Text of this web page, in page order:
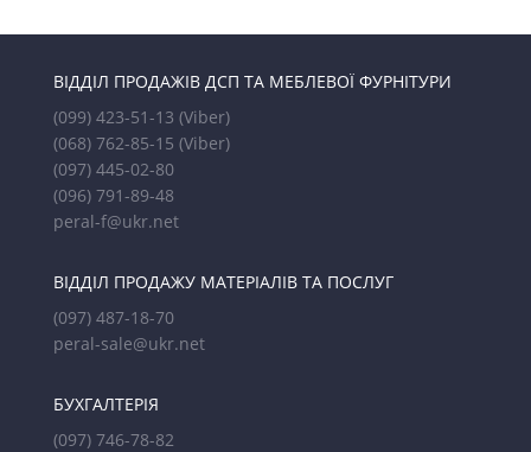
ВІДДІЛ ПРОДАЖІВ ДСП ТА МЕБЛЕВОЇ ФУРНІТУРИ
(099) 423-51-13 (Viber)
(068) 762-85-15 (Viber)
(097) 445-02-80
(096) 791-89-48
peral-f@ukr.net
ВІДДІЛ ПРОДАЖУ МАТЕРІАЛІВ ТА ПОСЛУГ
(097) 487-18-70
peral-sale@ukr.net
БУХГАЛТЕРІЯ
(097) 746-78-82